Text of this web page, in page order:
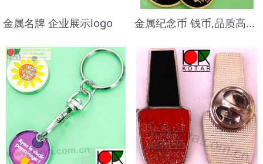
金属名牌 企业展示logo 金属纪念币 钱币,品质高档,做工精美